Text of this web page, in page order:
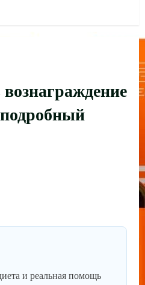
и реальная помощь